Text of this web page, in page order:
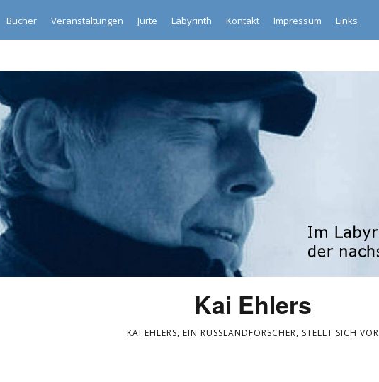
Bücher Veranstaltungen Jurte Labyrinth Kontakt Impressum Links
Kai Ehlers
KAI EHLERS, EIN RUSSLANDFORSCHER, STELLT SICH VOR